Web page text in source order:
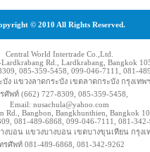
© 2010 All Rights Reserved.
Central World Intertrade Co.,Ltd.
Rd., Lardkrabang, Bangkok
085-359-5458, 099-046-7111, 081-
ง แขวงลาดกระบัง เขตลาดกระบัง กรุงเทพ
ศัพท์ (662) 727-8309, 085-359-5458,
Email: nusachula@yahoo.com
Rd., Bangbon, Bangkhunthien, Bangkok
081-489-6868, 099-046-7111, 081-342-
งบอน แขวงบางบอน เขตบางขุนเทียน กรุงเ
รศัพท์ 081-489-6868, 081-342-9262